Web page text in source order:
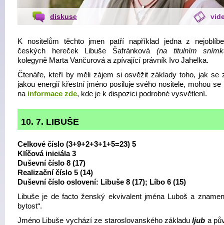
diskuse
K nositelům těchto jmen patří například jedna z
českých hereček Libuše Šafránková (na titulním
kolegyně Marta Vančurová a zpívající právník Ivo Jahelka.
Čtenáře, kteří by měli zájem si osvěžit základy toho, jak se
jakou energií křestní jméno posiluje svého nositele, mohou se
na informace zde, kde je k dispozici podrobné vysvětlení.
10. 7. LIBUŠE
Celkové číslo (3+9+2+3+1+5=23) 5
Klíčová iniciála 3
Duševní číslo 8 (17)
Realizační číslo 5 (14)
Duševní číslo oslovení: Libuše 8 (17); Líbo 6 (15)
Libuše je de facto ženský ekvivalent jména Luboš a
bytost“.
Jméno Libuše vychází ze staroslovanského základuljub a